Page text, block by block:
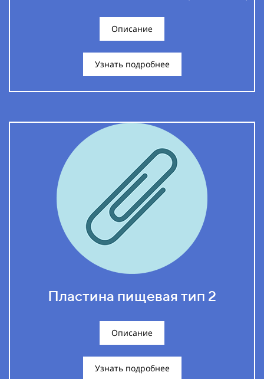
Описание
Узнать подробнее
Пластина пищевая тип 2
Описание
Узнать подробнее